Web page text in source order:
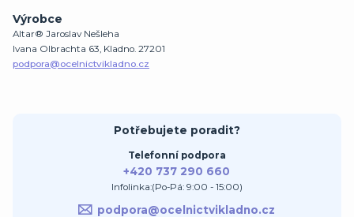
Výrobce
Altar® Jaroslav Nešleha
Ivana Olbrachta 63, Kladno. 27201
podpora@ocelnictvikladno.cz
Potřebujete poradit?
Telefonní podpora
+420 737 290 660
Infolinka:(Po-Pá: 9:00 - 15:00)
podpora@ocelnictvikladno.cz